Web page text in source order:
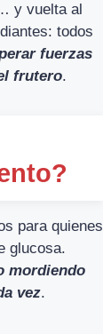
y vuelta al
todos
fuerzas
frutero.
para quienes
glucosa.
mordiendo
vez.